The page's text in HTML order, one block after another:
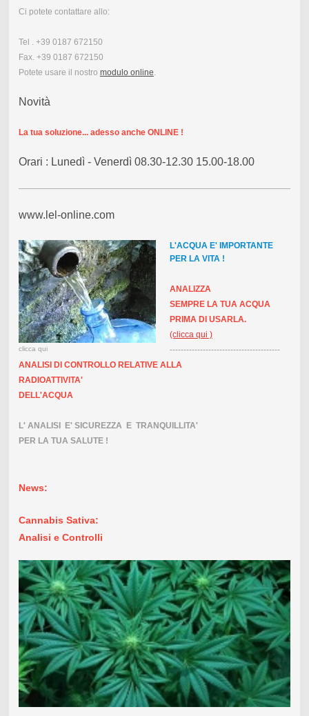
Ci potete contattare allo:
Tel . +39 0187 672150
Fax. +39 0187 672150
Potete usare il nostro modulo online.
Novità
La tua soluzione... adesso anche ONLINE !
Orari : Lunedì - Venerdì 08.30-12.30 15.00-18.00
www.lel-online.com
clicca qui
L'ACQUA E' IMPORTANTE
PER LA VITA !
ANALIZZA
SEMPRE LA TUA ACQUA
PRIMA DI USARLA.
(clicca qui )
----------------------------------------
ANALISI DI CONTROLLO RELATIVE ALLA
RADIOATTIVITA'
DELL'ACQUA
L' ANALISI E' SICUREZZA E TRANQUILLITA'
PER LA TUA SALUTE !
News:
Cannabis Sativa:
Analisi e Controlli